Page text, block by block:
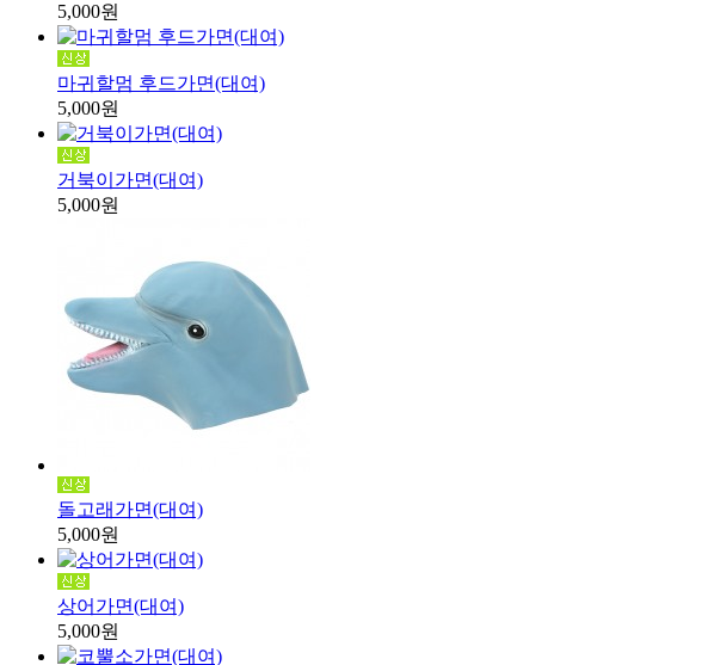
5,000원
마귀할멈 후드가면(대여)
5,000원
거북이가면(대여)
5,000원
돌고래가면(대여)
5,000원
상어가면(대여)
5,000원